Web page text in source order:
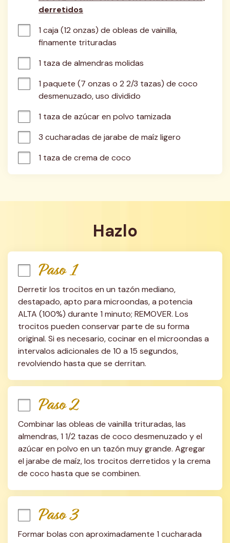
derretidos
1 caja (12 onzas) de obleas de vainilla,
finamente trituradas
1 taza de almendras molidas
1 paquete (7 onzas o 2 2/3 tazas) de coco
desmenuzado, uso dividido
1 taza de azúcar en polvo tamizada
3 cucharadas de jarabe de maíz ligero
1 taza de crema de coco
Hazlo
Paso 1
Derretir los trocitos en un tazón mediano,
destapado, apto para microondas, a potencia
ALTA (100%) durante 1 minuto; REMOVER. Los
trocitos pueden conservar parte de su forma
original. Si es necesario, cocinar en el microondas a
intervalos adicionales de 10 a 15 segundos,
revolviendo hasta que se derritan.
Paso 2
Combinar las obleas de vainilla trituradas, las
almendras, 1 1/2 tazas de coco desmenuzado y el
azúcar en polvo en un tazón muy grande. Agregar
el jarabe de maíz, los trocitos derretidos y la crema
de coco hasta que se combinen.
Paso 3
Formar bolas con aproximadamente 1 cucharada